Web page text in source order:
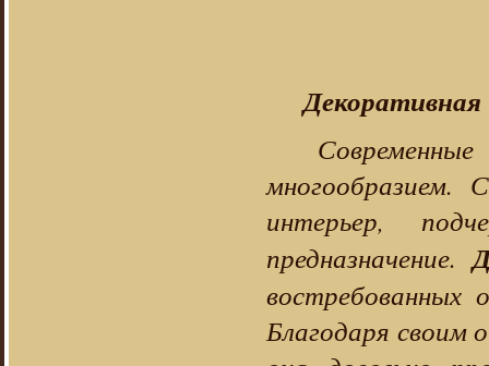
многообразием.
интерьер, п
предназначение.
востребованных
Благодаря своим